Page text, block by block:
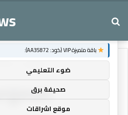
/surgeon
باقة متميزة VIP (كود: AA35872):
ضوء التعليمي
صحيفة برق
موقع اشراقات